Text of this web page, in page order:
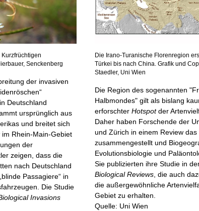
Senckenberg
der invasiven
Deutschland
ursprünglich aus
und breitet sich
Rhein-Main-Gebiet
der
zeigen, dass die
nach Deutschland
Passagiere“ in
Die Studie
Invasions
Die Irano-Turanische Florenregion
Türkei bis nach China. Grafik und
Staedler, Uni Wien
Die Region des sogenannten
Halbmondes" gilt als bislang
erforschter Hotspotder
Daher haben Forschende der
und Zürich in einem Review
zusammengestellt und
Evolutionsbiologie und
Sie publizierten ihre Studie in
Biological Reviews, die auch
die außergewöhnliche
Gebiet zu erhalten.
Quelle: Uni Wien